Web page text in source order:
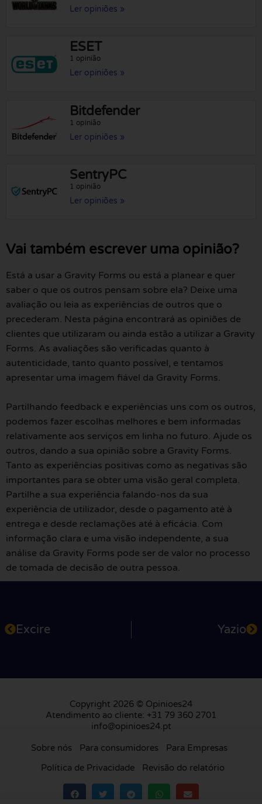
Ler opiniões »
ESET
1 opinião
Ler opiniões »
Bitdefender
1 opinião
Ler opiniões »
SentryPC
1 opinião
Ler opiniões »
Vai também escrever uma opinião?
Está a usar a Gravity Forms ou está a planear e quer
saber o que os outros pensam sobre ela? Deixe uma
avaliação ou leia as experiências de outros que o
precederam. Nesta página encontrará as opiniões de
clientes que utilizaram ou ainda estão a utilizar a Gravity
Forms. As avaliações são verificadas quanto à
autenticidade, tanto quanto possível, e tentamos
apresentar uma imagem fiável da Gravity Forms.
Partilhando feedback e experiências uns com os outros,
podemos fazer escolhas melhores e bem informadas
relativamente aos serviços em linha no futuro. Ajude os
outros, dando a sua opinião sobre a Gravity Forms.
Tanto as experiências positivas como as negativas são
importantes para se obter uma visão geral completa.
Partilhe a sua experiência falando-nos da sua
experiência de utilizador, desde o pagamento até à
entrega e desde reclamações até à eficácia. Com
informação clara e uma visão independente, a sua
análise da Gravity Forms pode ser de valor no processo
de tomada de decisão de outra pessoa.
Excire Yazio
Copyright 2026 © Opinioes24
Atendimento ao cliente: +31 79 360 2701
info@opinioes24.pt
Sobre nós Para consumidores
Para Empresas
Política de Privacidade
Revisão do relatório